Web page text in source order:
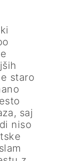
staro
saj
niso